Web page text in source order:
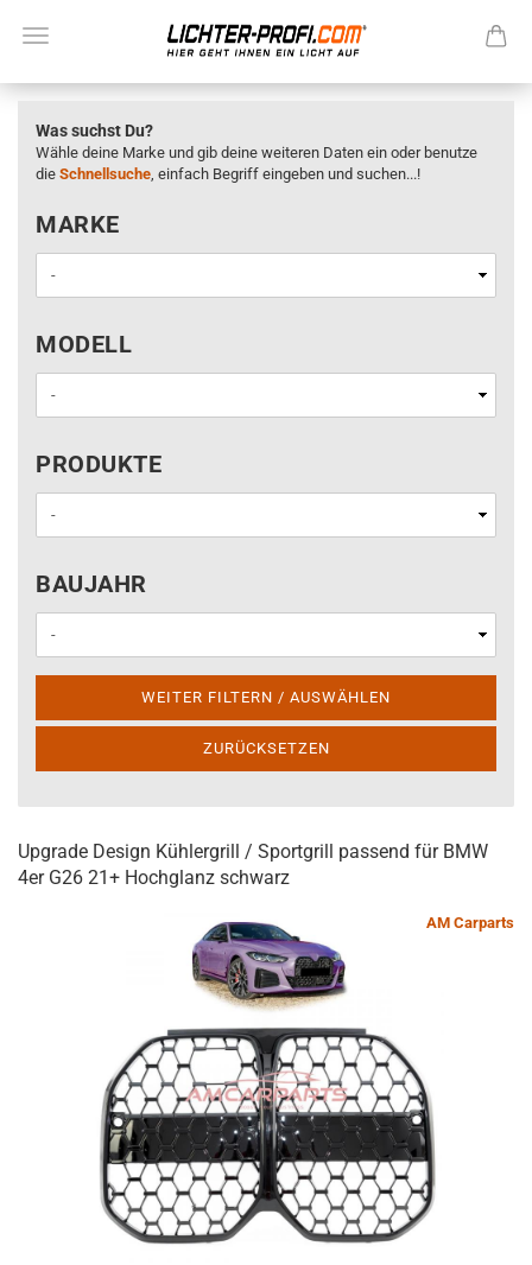
Was suchst Du?
Wähle deine Marke und gib deine weiteren Daten ein oder benutze
die Schnellsuche, einfach Begriff eingeben und suchen...!
MARKE
MARKE
MODELL
MODELL
PRODUKTE
PRODUKTE
BAUJAHR
BAUJAHR
WEITER FILTERN / AUSWÄHLEN
ZURÜCKSETZEN
Upgrade Design Kühlergrill / Sportgrill passend für BMW
4er G26 21+ Hochglanz schwarz
AM Carparts